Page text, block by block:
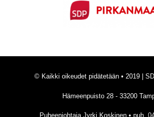
© Kaikki oikeudet pidätetään • 2019 |
Hämeenpuisto 28 - 33200
Puheenjohtaja Jyrki Koskinen • puh.